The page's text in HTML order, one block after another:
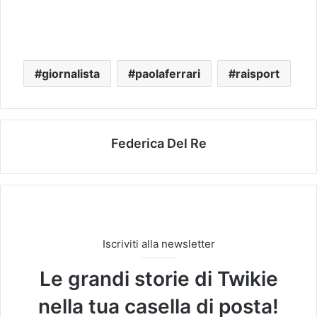
giornalista paolaferrari raisport
Federica Del Re
Iscriviti alla newsletter
Le grandi storie di Twikie
nella tua casella di posta!